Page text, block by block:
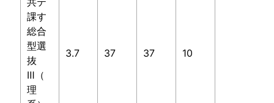
課す
総合
型選
抜
Ⅲ（
理
3.7 37 37 10